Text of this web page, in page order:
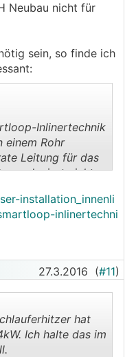
Neubau nicht für
sein, so finde ich
Inlinertechnik
einem Rohr
Leitung für das
reduziert nicht
um 20-30%
Anders als bei
liegt die
in den
installation_innenli
inlinertechni
27.3.2016 (#11)
hat
Ich halte das im